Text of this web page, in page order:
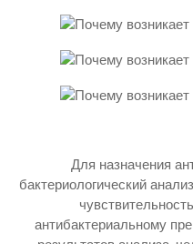
Для назначения
бактериологический
антибактериальному